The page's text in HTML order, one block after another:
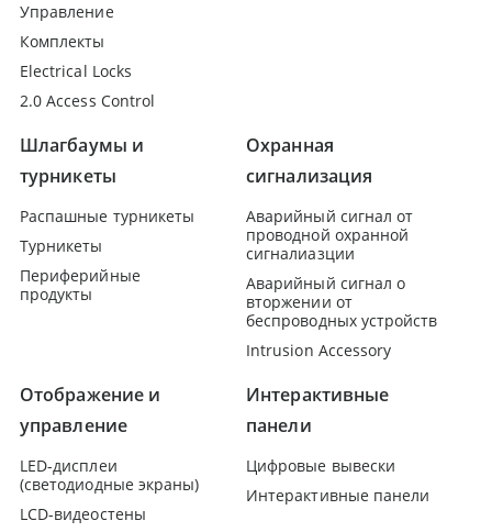
Управление
Комплекты
Electrical Locks
2.0 Access Control
Шлагбаумы и
турникеты
Распашные турникеты
Турникеты
Периферийные
продукты
Охранная
сигнализация
Аварийный сигнал от
проводной охранной
сигналиазции
Аварийный сигнал о
вторжении от
беспроводных устройств
Intrusion Accessory
Отображение и
управление
LED-дисплеи
(светодиодные экраны)
LCD-видеостены
Интерактивные
панели
Цифровые вывески
Интерактивные панели